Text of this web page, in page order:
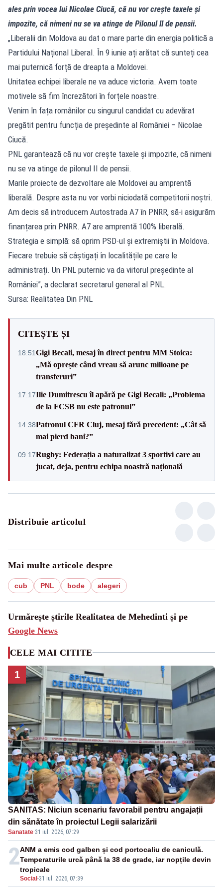
ales prin vocea lui Nicolae Ciucă, că nu vor crește taxele și
impozite, că nimeni nu se va atinge de Pilonul II de pensii.
„Liberalii din Moldova au dat o mare parte din energia politică a
Partidului Național Liberal. În 9 iunie ați arătat că sunteți cea
mai puternică forță de dreapta a Moldovei.
Unitatea echipei liberale ne va aduce victoria. Avem toate
motivele să fim încrezători în forțele noastre.
Venim în fața românilor cu singurul candidat cu adevărat
pregătit pentru funcția de președinte al României – Nicolae
Ciucă.
PNL garantează că nu vor crește taxele și impozite, că nimeni
nu se va atinge de pilonul II de pensii.
Marile proiecte de dezvoltare ale Moldovei au amprentă
liberală. Despre asta nu vor vorbi niciodată competitorii noștri.
Am decis să introducem Autostrada A7 în PNRR, să-i asigurăm
finanțarea prin PNRR. A7 are amprentă 100% liberală.
Strategia e simplă: să oprim PSD-ul și extremiștii în Moldova.
Fiecare trebuie să câștigați în localitățile pe care le
administrați. Un PNL puternic va da viitorul președinte al
României”, a declarat secretarul general al PNL.
Sursa: Realitatea Din PNL
CITEȘTE ȘI
18:51Gigi Becali, mesaj în direct pentru MM Stoica:
„Mă oprește când vreau să arunc milioane pe
transferuri”
17:17Ilie Dumitrescu îl apără pe Gigi Becali: „Problema
de la FCSB nu este patronul”
14:38Patronul CFR Cluj, mesaj fără precedent: „Cât să
mai pierd bani?”
09:17Rugby: Federația a naturalizat 3 sportivi care au
jucat, deja, pentru echipa noastră națională
Distribuie articolul
Mai multe articole despre
cub PNL bode alegeri
Urmărește știrile Realitatea de Mehedinti și pe
Google News
CELE MAI CITITE
1
SANITAS: Niciun scenariu favorabil pentru angajații
din sănătate în proiectul Legii salarizării
Sanatate·31 iul. 2026, 07:29
2
Social -31 iul. 2026, 07:39
ANM a emis cod galben și cod portocaliu de caniculă.
Temperaturile urcă până la 38 de grade, iar nopțile devin
tropicale